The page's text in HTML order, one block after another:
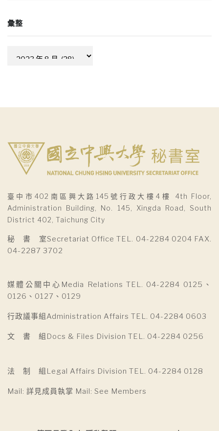
彙整
臺中市402南區興大路145號行政大樓4樓 4th Floor,
Administration Building, No. 145, Xingda Road, South
District 402, Taichung City
秘 書 室Secretariat Office TEL. 04-2284 0204 FAX.
04-2287 3702
媒體公關中心Media Relations TEL. 04-2284 0125、
0126、0127、0129
行政議事組Administration Affairs TEL. 04-2284 0603
文 書 組Docs & Files Division TEL. 04-2284 0256
法 制 組Legal Affairs Division TEL. 04-2284 0128
Mail: 詳見成員執掌 Mail: See Members